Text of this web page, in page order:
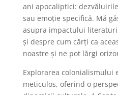
ani apocaliptici:
sau emoție specifică. Mă
asupra impactului
și despre cum cărți ca
noastre și ne pot lărgi
Explorarea colonialismului
meticulos, oferind o